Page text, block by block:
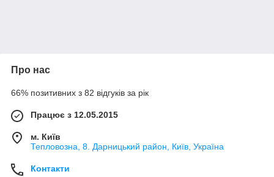
Про нас
66% позитивних з 82 відгуків за рік
Працює з 12.05.2015
м. Київ
Тепловозна, 8. Дарницький район, Київ, Україна
Контакти